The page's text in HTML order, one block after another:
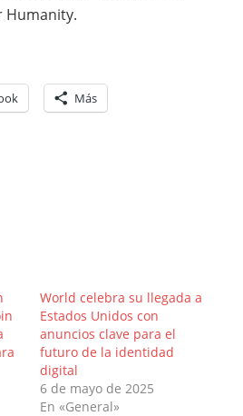
Humanity.
Más
World celebra su llegada a
Estados Unidos con
anuncios clave para el
futuro de la identidad
digital
6 de mayo de 2025
En «General»